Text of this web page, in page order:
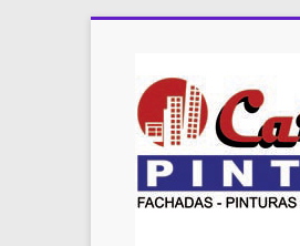
Cardoso
Pinturas
Pintura
Predial